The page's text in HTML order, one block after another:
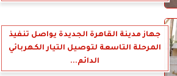
جهاز مدينة القاهرة الجديدة يواصل تنفيذ
المرحلة التاسعة لتوصيل التيار الكهربائي
الدائم...